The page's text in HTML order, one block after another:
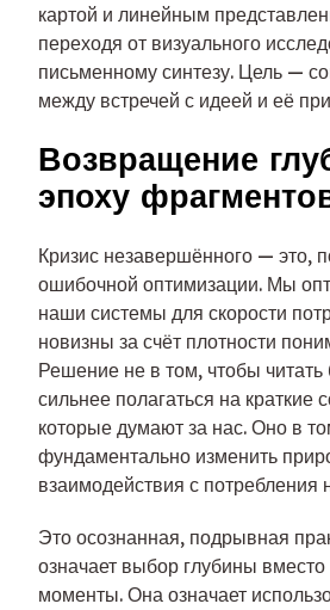
картой и линейным
переходя от визуального
письменному синтезу. Цель —
между встречей с идеей и её
Возвращение
эпоху
Кризис незавершённого — это,
ошибочной оптимизации. Мы
наши системы для скорости
новизны за счёт плотности
Решение не в том, чтобы читать
сильнее полагаться на краткие
которые думают за нас. Оно в
фундаментально изменить
взаимодействия с потребления
Это осознанная, подрывная
означает выбор глубины
моменты. Она означает